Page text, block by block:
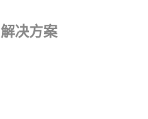
解决方案